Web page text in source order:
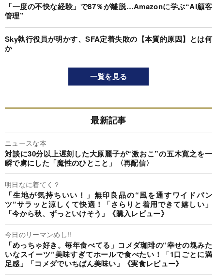
「一度の不快な経験」で87％が離脱…Amazonに学ぶ“AI顧客
管理”
Sky執行役員が明かす、SFA定着失敗の【本質的原因】とは何
か
一覧を見る
最新記事
ニュースな本
対談に30分以上遅刻した大原麗子が“激おこ”の五木寛之を一
瞬で虜にした「魔性のひとこと」〈再配信〉
明日なに着てく？
「生地が気持ちいい！」無印良品の“風を通すワイドパン
ツ”サラッと涼しくて快適！「さらりと着用できて嬉しい」
「今から秋、ずっといけそう」《購入レビュー》
今日のリーマンめし!!
「めっちゃ好き。毎年食べてる」コメダ珈琲の“幸せの塊みた
いなスイーツ”美味すぎてホールで食べたい！「1口ごとに満
足感」「コメダでいちばん美味い」《実食レビュー》